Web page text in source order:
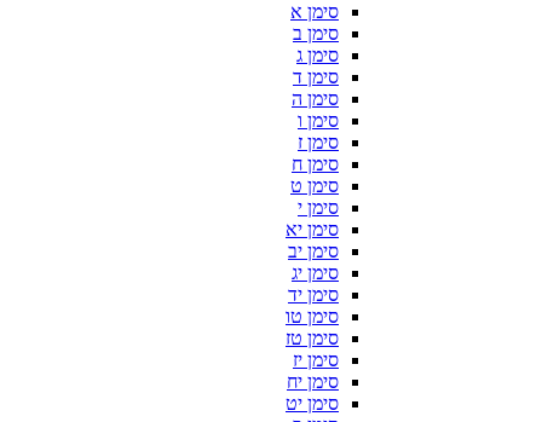
סימן א
סימן ב
סימן ג
סימן ד
סימן ה
סימן ו
סימן ז
סימן ח
סימן ט
סימן י
סימן יא
סימן יב
סימן יג
סימן יד
סימן טו
סימן טז
סימן יז
סימן יח
סימן יט